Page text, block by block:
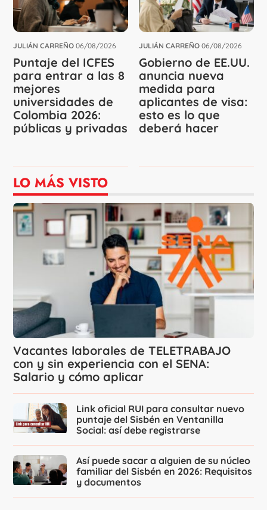
JULIÁN CARREÑO 06/08/2026
Puntaje del ICFES
para entrar a las 8
mejores
universidades de
Colombia 2026:
públicas y privadas
JULIÁN CARREÑO 06/08/2026
Gobierno de EE.UU.
anuncia nueva
medida para
aplicantes de visa:
esto es lo que
deberá hacer
LO MÁS VISTO
Vacantes laborales de TELETRABAJO
con y sin experiencia con el SENA:
Salario y cómo aplicar
Link oficial RUI para consultar nuevo
puntaje del Sisbén en Ventanilla
Social: así debe registrarse
Así puede sacar a alguien de su núcleo
familiar del Sisbén en 2026: Requisitos
y documentos